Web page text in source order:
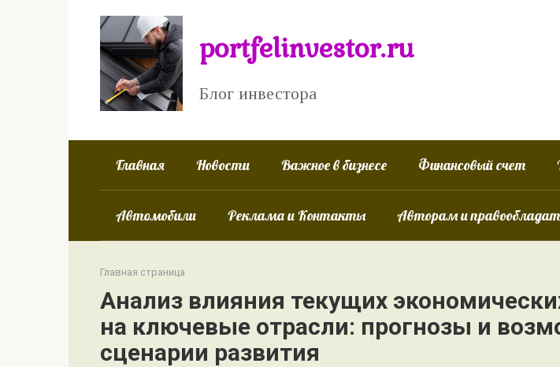
portfelinvestor.ru
Блог инвестора
Главная Новости Важное в бизнесе Финансовый счет
Автомобили Реклама и Контакты Авторам и
Главная страница
Анализ влияния текущих
на ключевые отрасли: прогнозы и
сценарии развития